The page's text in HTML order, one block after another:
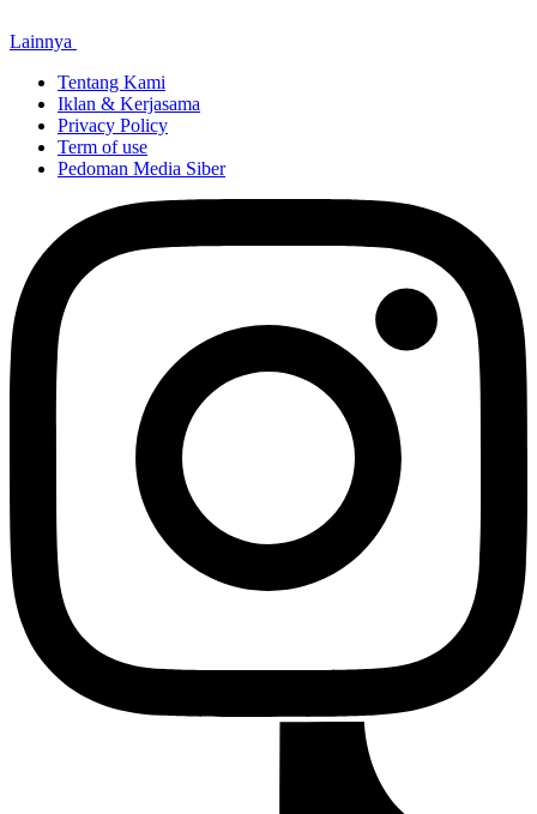
Lainnya
Tentang Kami
Iklan & Kerjasama
Privacy Policy
Term of use
Pedoman Media Siber